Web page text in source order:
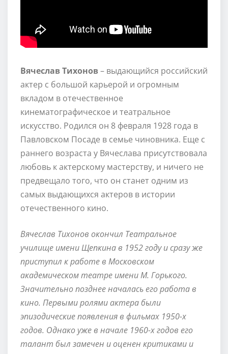
Вячеслав Тихонов– выдающийся российский
актер с большой карьерой и огромным
вкладом в отечественное
кинематографическое и театральное
искусство. Родился он 8 февраля 1928 года в
Павловском Посаде в семье чиновника. Еще с
раннего возраста у Вячеслава присутствовала
любовь к актерскому мастерству, и ничего не
предвещало того, что он станет одним из
самых выдающихся актеров в истории
отечественного кино.
Вячеслав Тихонов окончил Театральное
училище имени Щепкина в 1952 году и сразу же
приступил к работе в Московском
академическом театре имени М. Горького.
Значительно позднее началась его работа в
кино. Первыми ролями актера были
эпизодические появления в фильмах 1950-х
годов. Однако уже в начале 1960-х годов его
талант был замечен и оценен критиками и